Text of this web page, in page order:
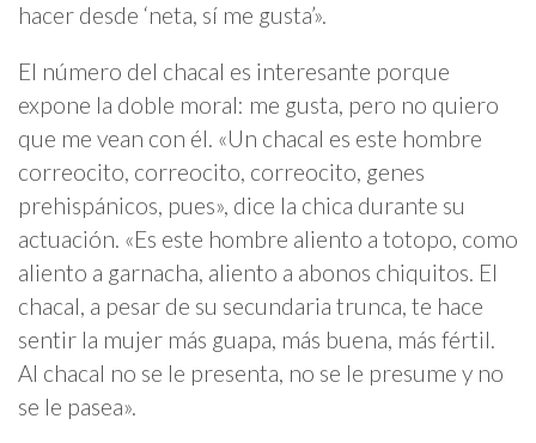
hacer desde ‘neta, sí me gusta’».
El número del chacal es interesante porque
expone la doble moral: me gusta, pero no quiero
que me vean con él. «Un chacal es este hombre
correocito, correocito, correocito, genes
prehispánicos, pues», dice la chica durante su
actuación. «Es este hombre aliento a totopo, como
aliento a garnacha, aliento a abonos chiquitos. El
chacal, a pesar de su secundaria trunca, te hace
sentir la mujer más guapa, más buena, más fértil.
Al chacal no se le presenta, no se le presume y no
se le pasea».